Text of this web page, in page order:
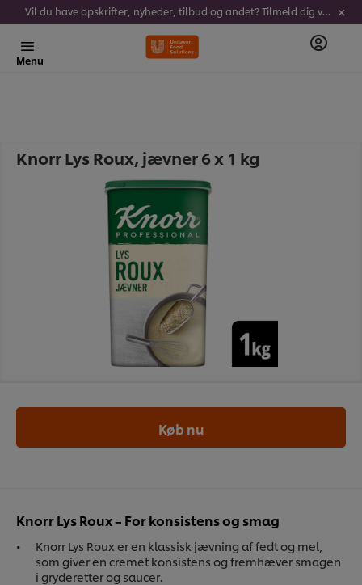
Vil du have opskrifter, nyheder, tilbud og andet? Tilmeld dig vores nyhedsbrev!
Menu
Knorr Lys Roux, jævner 6 x 1 kg
Knorr Lys Roux – For konsistens og smag
Knorr Lys Roux er en klassisk jævning af fedt og mel,
som giver en cremet konsistens og fremhæver smagen
i gryderetter og saucer.
Køb nu